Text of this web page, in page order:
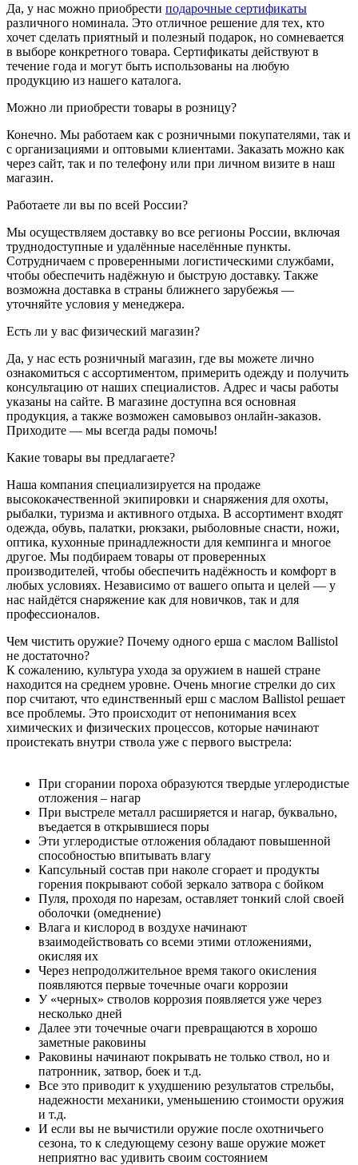
Да, у нас можно приобрести подарочные сертификаты
различного номинала. Это отличное решение для тех, кто
хочет сделать приятный и полезный подарок, но сомневается
в выборе конкретного товара. Сертификаты действуют в
течение года и могут быть использованы на любую
продукцию из нашего каталога.
Можно ли приобрести товары в розницу?
Конечно. Мы работаем как с розничными покупателями, так и
с организациями и оптовыми клиентами. Заказать можно как
через сайт, так и по телефону или при личном визите в наш
магазин.
Работаете ли вы по всей России?
Мы осуществляем доставку во все регионы России, включая
труднодоступные и удалённые населённые пункты.
Сотрудничаем с проверенными логистическими службами,
чтобы обеспечить надёжную и быструю доставку. Также
возможна доставка в страны ближнего зарубежья —
уточняйте условия у менеджера.
Есть ли у вас физический магазин?
Да, у нас есть розничный магазин, где вы можете лично
ознакомиться с ассортиментом, примерить одежду и получить
консультацию от наших специалистов. Адрес и часы работы
указаны на сайте. В магазине доступна вся основная
продукция, а также возможен самовывоз онлайн-заказов.
Приходите — мы всегда рады помочь!
Какие товары вы предлагаете?
Наша компания специализируется на продаже
высококачественной экипировки и снаряжения для охоты,
рыбалки, туризма и активного отдыха. В ассортимент входят
одежда, обувь, палатки, рюкзаки, рыболовные снасти, ножи,
оптика, кухонные принадлежности для кемпинга и многое
другое. Мы подбираем товары от проверенных
производителей, чтобы обеспечить надёжность и комфорт в
любых условиях. Независимо от вашего опыта и целей — у
нас найдётся снаряжение как для новичков, так и для
профессионалов.
Чем чистить оружие? Почему одного ерша с маслом Ballistol
не достаточно?
К сожалению, культура ухода за оружием в нашей стране
находится на среднем уровне. Очень многие стрелки до сих
пор считают, что единственный ерш с маслом Ballistol решает
все проблемы. Это происходит от непонимания всех
химических и физических процессов, которые начинают
проистекать внутри ствола уже с первого выстрела:
При сгорании пороха образуются твердые углеродистые
отложения – нагар
При выстреле металл расширяется и нагар, буквально,
въедается в открывшиеся поры
Эти углеродистые отложения обладают повышенной
способностью впитывать влагу
Капсульный состав при наколе сгорает и продукты
горения покрывают собой зеркало затвора с бойком
Пуля, проходя по нарезам, оставляет тонкий слой своей
оболочки (омеднение)
Влага и кислород в воздухе начинают
взаимодействовать со всеми этими отложениями,
окисляя их
Через непродолжительное время такого окисления
появляются первые точечные очаги коррозии
У «черных» стволов коррозия появляется уже через
несколько дней
Далее эти точечные очаги превращаются в хорошо
заметные раковины
Раковины начинают покрывать не только ствол, но и
патронник, затвор, боек и т.д.
Все это приводит к ухудшению результатов стрельбы,
надежности механики, уменьшению стоимости оружия
и т.д.
И если вы не вычистили оружие после охотничьего
сезона, то к следующему сезону ваше оружие может
неприятно вас удивить своим состоянием